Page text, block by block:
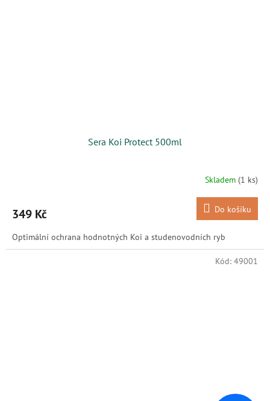
Sera Koi Protect 500ml
Skladem (1 ks)
349 Kč Do košíku
Optimální ochrana hodnotných Koi a studenovodních ryb
Kód: 49001